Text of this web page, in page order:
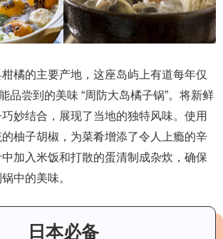
橘的主要产地，这座岛屿上有道每年仅
品尝到的美味 “周防大岛橘子锅”。将新鲜
妙结合，展现了当地的独特风味。使用
柚子胡椒，为菜肴增添了令人上瘾的辛
加入米饭和打散的蛋清制成杂炊，确保
中的美味。
日本必备